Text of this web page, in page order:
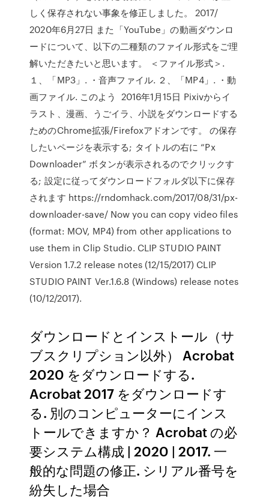
しく保存されない事象を修正しました。 2017/
2020年6月27日 また「YouTube」の動画ダウンロ
ードについて、以下の二種類のファイル形式をご理
解いただきたいと思います。 ＜ファイル形式＞.
１、「MP3」. ・音声ファイル. ２、「MP4」. ・動
画ファイル. このよう 2016年1月15日 Pixivからイ
ラスト、漫画、うごイラ、小説をダウンロードする
ためのChrome拡張/Firefoxアドオンです。 の保存
したいページを表示する; タイトルの右に “Px
Downloader” ボタンが表示されるのでクリックす
る; 設定に従ってダウンロードフォルダ以下に保存
されます https://rndomhack.com/2017/08/31/px-
downloader-save/ Now you can copy video files
(format: MOV, MP4) from other applications to
use them in Clip Studio. CLIP STUDIO PAINT
Version 1.7.2 release notes (12/15/2017) CLIP
STUDIO PAINT Ver.1.6.8 (Windows) release notes
(10/12/2017).
ダウンロードとインストール（サ
ブスクリプション以外） Acrobat
2020 をダウンロードする.
Acrobat 2017 をダウンロードす
る. 別のコンピューターにインス
トールできますか？ Acrobat の必
要システム構成 | 2020 | 2017. 一
般的な問題の修正. シリアル番号を
紛失した場合